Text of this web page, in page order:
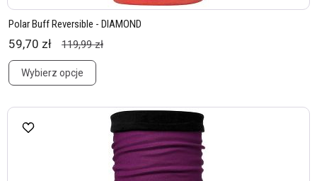
Polar Buff Reversible - DIAMOND
59,70 zł 119,99 zł
Wybierz opcje